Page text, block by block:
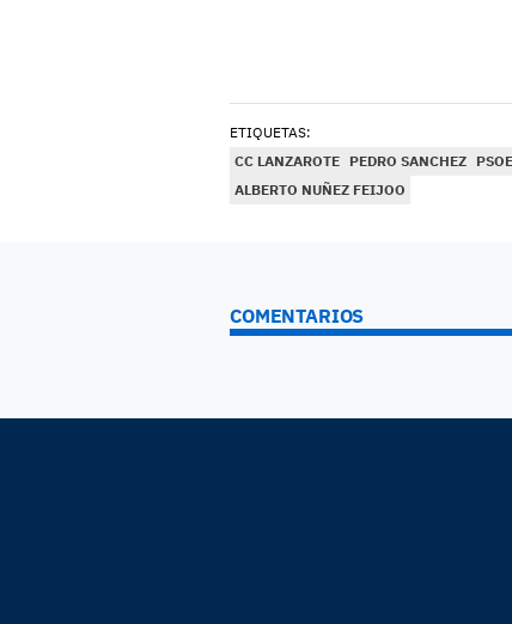
ETIQUETAS:
CC LANZAROTE PEDRO SANCHEZ
ALBERTO NUÑEZ FEIJOO
COMENTARIOS